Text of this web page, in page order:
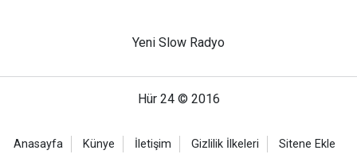
Yeni Slow Radyo
Hür 24 © 2016
Anasayfa Künye İletişim Gizlilik İlkeleri Sitene Ekle